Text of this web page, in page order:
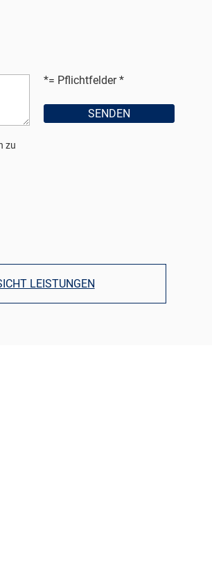
*= Pflichtfelder
zu
LEISTUNGEN